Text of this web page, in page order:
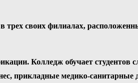
своих филиалах,
Колледж обучает студентов
прикладные медико-